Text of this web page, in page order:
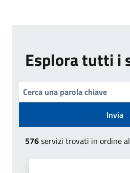
Esplora tutti i
Invia
576servizi trovati in ordine